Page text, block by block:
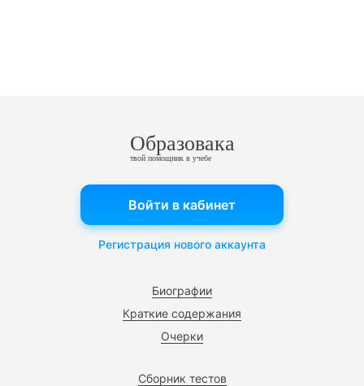
Образовака
твой помощник в учебе
Биографии
Краткие содержания
Очерки
Сборник тестов
Войти в кабинет
Регистрация нового аккаунта